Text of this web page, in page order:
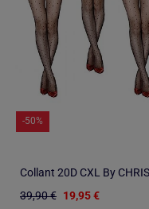
-50%
39,90 € 19,95 €